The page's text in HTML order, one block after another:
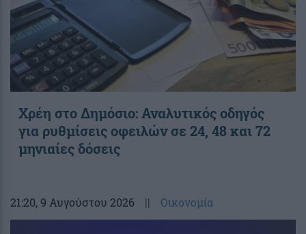
Χρέη στο Δημόσιο: Αναλυτικός οδηγός
για ρυθμίσεις οφειλών σε 24, 48 και 72
μηνιαίες δόσεις
21:20, 9 Αυγούστου 2026 || Οικονομία